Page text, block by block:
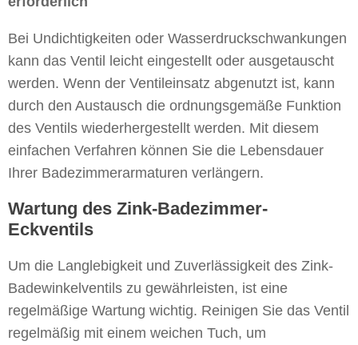
Bei Undichtigkeiten oder Wasserdruckschwankungen
kann das Ventil leicht eingestellt oder ausgetauscht
werden. Wenn der Ventileinsatz abgenutzt ist, kann
durch den Austausch die ordnungsgemäße Funktion
des Ventils wiederhergestellt werden. Mit diesem
einfachen Verfahren können Sie die Lebensdauer
Ihrer Badezimmerarmaturen verlängern.
Wartung des Zink-Badezimmer-
Eckventils
Um die Langlebigkeit und Zuverlässigkeit des Zink-
Badewinkelventils zu gewährleisten, ist eine
regelmäßige Wartung wichtig. Reinigen Sie das Ventil
regelmäßig mit einem weichen Tuch, um